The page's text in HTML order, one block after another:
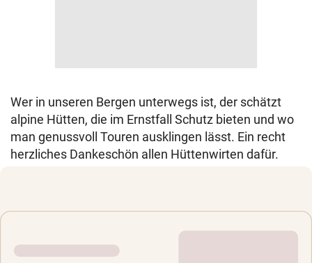
Wer in unseren Bergen unterwegs ist, der schätzt
alpine Hütten, die im Ernstfall Schutz bieten und wo
man genussvoll Touren ausklingen lässt. Ein recht
herzliches Dankeschön allen Hüttenwirten dafür.